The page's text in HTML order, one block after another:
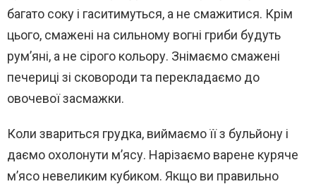
багато соку і гаситимуться, а не смажитися. Крім
цього, смажені на сильному вогні гриби будуть
рум’яні, а не сірого кольору. Знімаємо смажені
печериці зі сковороди та перекладаємо до
овочевої засмажки.
Коли звариться грудка, виймаємо її з бульйону і
даємо охолонути м’ясу. Нарізаємо варене куряче
м’ясо невеликим кубиком. Якщо ви правильно